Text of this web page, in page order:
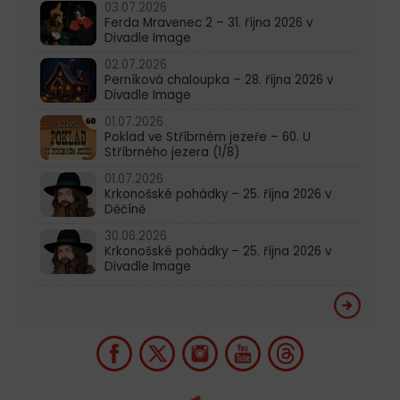
03.07.2026
Ferda Mravenec 2 – 31. října 2026 v
Divadle Image
02.07.2026
Perníková chaloupka – 28. října 2026 v
Divadle Image
01.07.2026
Poklad ve Stříbrném jezeře – 60. U
Stříbrného jezera (1/8)
01.07.2026
Krkonošské pohádky – 25. října 2026 v
Děčíně
30.06.2026
Krkonošské pohádky – 25. října 2026 v
Divadle Image